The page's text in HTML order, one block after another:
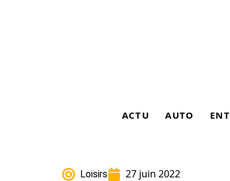
ACTU AUTO
Loisirs 27 juin 2022